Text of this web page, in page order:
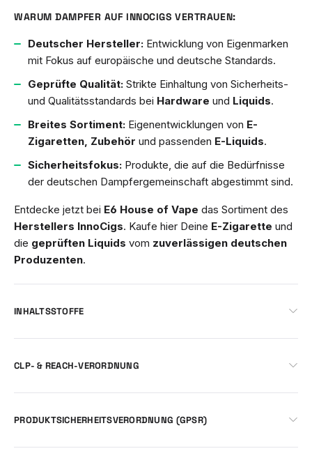
WARUM DAMPFER AUF INNOCIGS VERTRAUEN:
Deutscher Hersteller: Entwicklung von Eigenmarken
mit Fokus auf europäische und deutsche Standards.
Geprüfte Qualität: Strikte Einhaltung von Sicherheits-
und Qualitätsstandards bei Hardware und Liquids.
Breites Sortiment: Eigenentwicklungen von E-
Zigaretten, Zubehör und passenden E-Liquids.
Sicherheitsfokus: Produkte, die auf die Bedürfnisse
der deutschen Dampfergemeinschaft abgestimmt sind.
Entdecke jetzt bei E6 House of Vape das Sortiment des
Herstellers InnoCigs. Kaufe hier Deine E-Zigarette und
die geprüften Liquids vom zuverlässigen deutschen
Produzenten.
INHALTSSTOFFE
CLP- & REACH-VERORDNUNG
PRODUKTSICHERHEITSVERORDNUNG (GPSR)